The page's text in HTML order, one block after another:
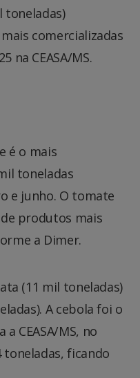
toneladas)
comercializadas
na CEASA/MS.
é o mais
toneladas
e junho. O tomate
produtos mais
a Dimer.
(11 mil toneladas)
A cebola foi o
CEASA/MS, no
ficando